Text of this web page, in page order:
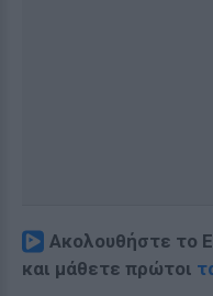
Ακολουθήστε το
και μάθετε πρώτοι